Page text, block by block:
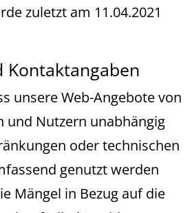
zuletzt am 11.04.2021
Kontaktangaben
unsere Web-Angebote von
und Nutzern unabhängig
oder technischen
genutzt werden
Mängel in Bezug auf die